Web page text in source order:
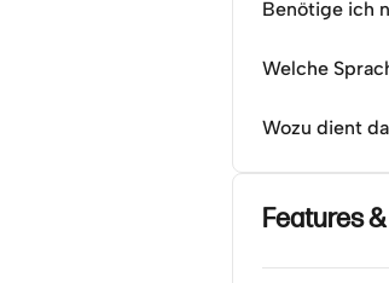
Benötige ich
Welche
Wozu dient
Features